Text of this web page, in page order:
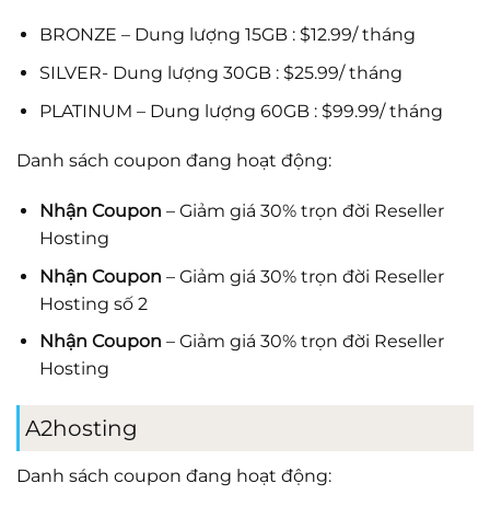
BRONZE – Dung lượng 15GB : $12.99/ tháng
SILVER- Dung lượng 30GB : $25.99/ tháng
PLATINUM – Dung lượng 60GB : $99.99/ tháng
Danh sách coupon đang hoạt động:
Nhận Coupon – Giảm giá 30% trọn đời Reseller
Hosting
Nhận Coupon – Giảm giá 30% trọn đời Reseller
Hosting số 2
Nhận Coupon – Giảm giá 30% trọn đời Reseller
Hosting
A2hosting
Danh sách coupon đang hoạt động: